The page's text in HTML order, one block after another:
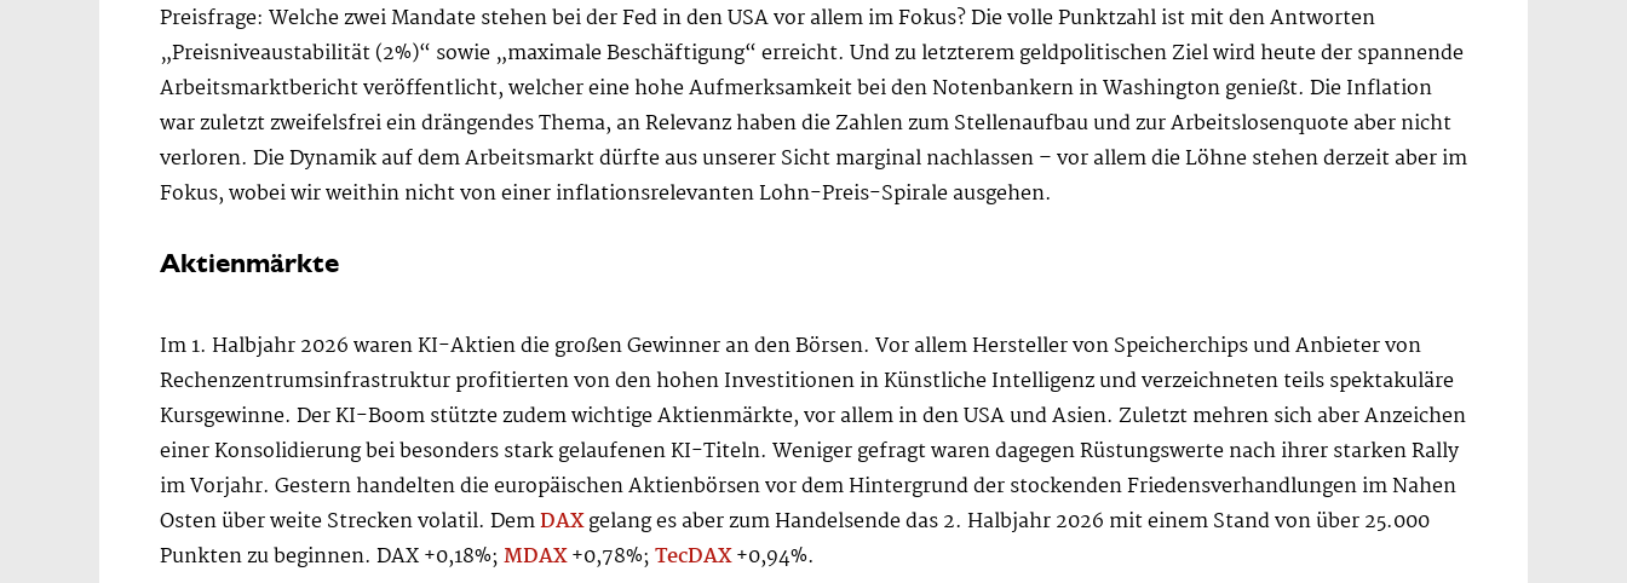
Preisfrage: Welche zwei Mandate stehen bei der Fed in den USA vor allem im Fokus? Die volle Punktzahl ist mit den Antworten
„Preisniveaustabilität (2%)“ sowie „maximale Beschäftigung“ erreicht. Und zu letzterem geldpolitischen Ziel wird heute der spannende
Arbeitsmarktbericht veröffentlicht, welcher eine hohe Aufmerksamkeit bei den Notenbankern in Washington genießt. Die Inflation
war zuletzt zweifelsfrei ein drängendes Thema, an Relevanz haben die Zahlen zum Stellenaufbau und zur Arbeitslosenquote aber nicht
verloren. Die Dynamik auf dem Arbeitsmarkt dürfte aus unserer Sicht marginal nachlassen – vor allem die Löhne stehen derzeit aber im
Fokus, wobei wir weithin nicht von einer inflationsrelevanten Lohn-Preis-Spirale ausgehen.
Aktienmärkte
Im 1. Halbjahr 2026 waren KI-Aktien die großen Gewinner an den Börsen. Vor allem Hersteller von Speicherchips und Anbieter von
Rechenzentrumsinfrastruktur profitierten von den hohen Investitionen in Künstliche Intelligenz und verzeichneten teils spektakuläre
Kursgewinne. Der KI-Boom stützte zudem wichtige Aktienmärkte, vor allem in den USA und Asien. Zuletzt mehren sich aber Anzeichen
einer Konsolidierung bei besonders stark gelaufenen KI-Titeln. Weniger gefragt waren dagegen Rüstungswerte nach ihrer starken Rally
im Vorjahr. Gestern handelten die europäischen Aktienbörsen vor dem Hintergrund der stockenden Friedensverhandlungen im Nahen
Osten über weite Strecken volatil. DemDAXgelang es aber zum Handelsende das 2. Halbjahr 2026 mit einem Stand von über 25.000
Punkten zu beginnen. DAX +0,18%;MDAX+0,78%;TecDAX+0,94%.